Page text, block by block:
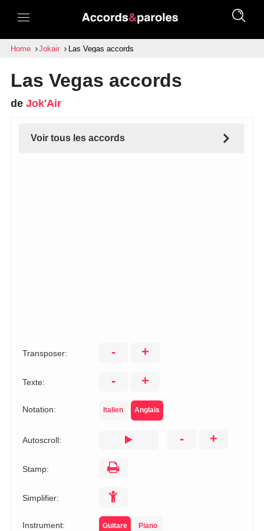
Home Jokair Las Vegas accords
Las Vegas accords
de Jok'Air
Voir tous les accords
Transposer: - +
Texte: - +
Notation: Italien Anglais
Autoscroll: - +
Stamp:
Simplifier:
Instrument: Guitare Piano